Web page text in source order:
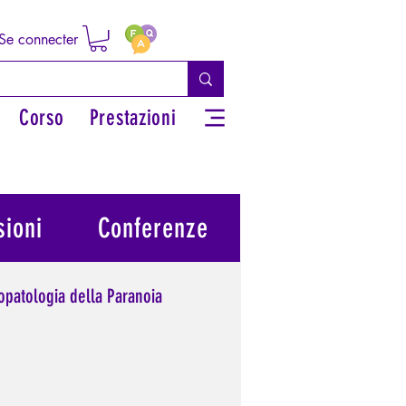
connecter
Corso Prestazioni
della Paranoia
Conferenze